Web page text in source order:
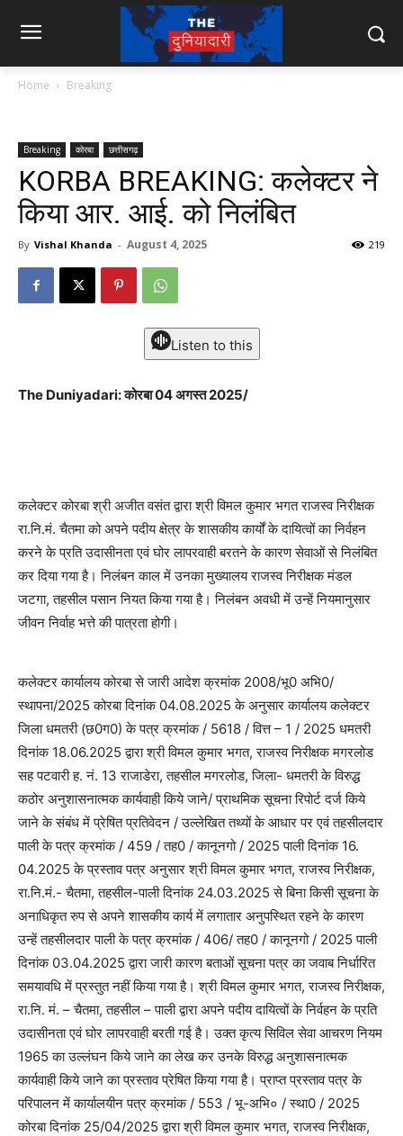
Home Breaking
Breaking कोरबा छत्तीसगढ़
KORBA BREAKING: कलेक्टर ने
किया आर. आई. को निलंबित
By Vishal Khanda - August 4, 2025 219
Listen to this
The Duniyadari: कोरबा 04 अगस्त 2025/
कलेक्टर कोरबा श्री अजीत वसंत द्वारा श्री विमल कुमार भगत राजस्व निरीक्षक
रा.नि.मं. चैतमा को अपने पदीय क्षेत्र के शासकीय कार्यों के दायित्वों का निर्वहन
करने के प्रति उदासीनता एवं घोर लापरवाही बरतने के कारण सेवाओं से निलंबित
कर दिया गया है। निलंबन काल में उनका मुख्यालय राजस्व निरीक्षक मंडल
जटगा, तहसील पसान नियत किया गया है। निलंबन अवधी में उन्हें नियमानुसार
जीवन निर्वाह भत्ते की पात्रता होगी।
कलेक्टर कार्यालय कोरबा से जारी आदेश क्रमांक 2008/भू0 अभि0/
स्थापना/2025 कोरबा दिनांक 04.08.2025 के अनुसार कार्यालय कलेक्टर
जिला धमतरी (छ0ग0) के पत्र क्रमांक / 5618 / वित्त – 1 / 2025 धमतरी
दिनांक 18.06.2025 द्वारा श्री विमल कुमार भगत, राजस्व निरीक्षक मगरलोड
सह पटवारी ह. नं. 13 राजाडेरा, तहसील मगरलोड, जिला- धमतरी के विरुद्ध
कठोर अनुशासनात्मक कार्यवाही किये जाने/ प्राथमिक सूचना रिपोर्ट दर्ज किये
जाने के संबंध में प्रेषित प्रतिवेदन / उल्लेखित तथ्यों के आधार पर एवं तहसीलदार
पाली के पत्र क्रमांक / 459 / तह0 / कानूनगो / 2025 पाली दिनांक 16.
04.2025 के प्रस्ताव पत्र अनुसार श्री विमल कुमार भगत, राजस्व निरीक्षक,
रा.नि.मं.- चैतमा, तहसील-पाली दिनांक 24.03.2025 से बिना किसी सूचना के
अनाधिकृत रुप से अपने शासकीय कार्य में लगातार अनुपस्थित रहने के कारण
उन्हें तहसीलदार पाली के पत्र क्रमांक / 406/ तह0 / कानूनगो / 2025 पाली
दिनांक 03.04.2025 द्वारा जारी कारण बताओं सूचना पत्र का जवाब निर्धारित
समयावधि में प्रस्तुत नहीं किया गया है। श्री विमल कुमार भगत, राजस्व निरीक्षक,
रा.नि. मं. – चैतमा, तहसील – पाली द्वारा अपने पदीय दायित्वों के निर्वहन के प्रति
उदासीनता एवं घोर लापरवाही बरती गई है। उक्त कृत्य सिविल सेवा आचरण नियम
1965 का उल्लंघन किये जाने का लेख कर उनके विरुद्ध अनुशासनात्मक
कार्यवाही किये जाने का प्रस्ताव प्रेषित किया गया है। प्राप्त प्रस्ताव पत्र के
परिपालन में कार्यालयीन पत्र क्रमांक / 553 / भू-अभि० / स्था0 / 2025
कोरबा दिनांक 25/04/2025 द्वारा श्री विमल कुमार भगत, राजस्व निरीक्षक,